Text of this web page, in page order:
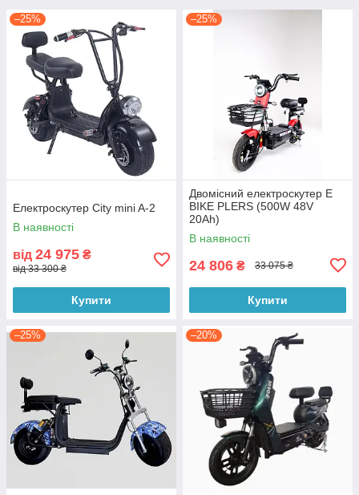
–25%
Електроскутер City mini A-2
В наявності
від 24 975 ₴
від 33 300 ₴
Купити
–25%
Двомісний електроскутер E
BIKE PLERS (500W 48V
20Ah)
В наявності
24 806 ₴ 33 075 ₴
Купити
–25% –20%